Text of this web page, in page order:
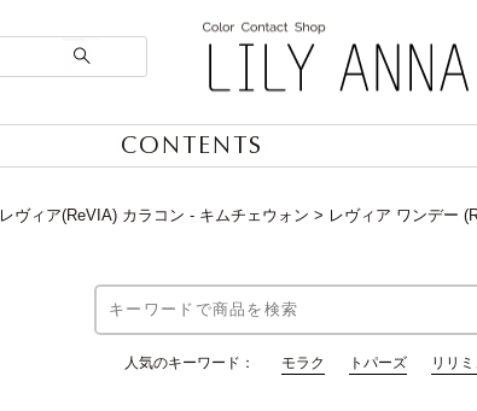
CONTENTS
レヴィア(ReVIA) カラコン - キムチェウォン レヴィア ワンデー
人気のキーワード： モラク トパーズ リリ